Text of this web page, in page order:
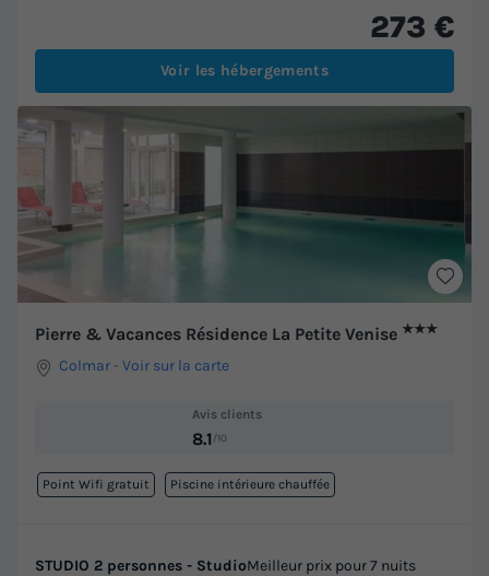
273 €
Voir les hébergements
Pierre & Vacances Résidence La Petite Venise ★★★
Colmar -Voir sur la carte
Avis clients
8.1 /10
Point Wifi gratuit Piscine intérieure chauffée
STUDIO 2 personnes - StudioMeilleur prix pour 7 nuits